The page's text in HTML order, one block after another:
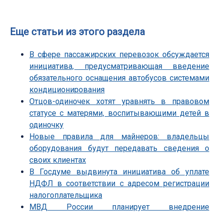
Еще статьи из этого раздела
В сфере пассажирских перевозок обсуждается
инициатива, предусматривающая введение
обязательного оснащения автобусов системами
кондиционирования
Отцов-одиночек хотят уравнять в правовом
статусе с матерями, воспитывающими детей в
одиночку
Новые правила для майнеров: владельцы
оборудования будут передавать сведения о
своих клиентах
В Госдуме выдвинута инициатива об уплате
НДФЛ в соответствии с адресом регистрации
налогоплательщика
МВД России планирует внедрение